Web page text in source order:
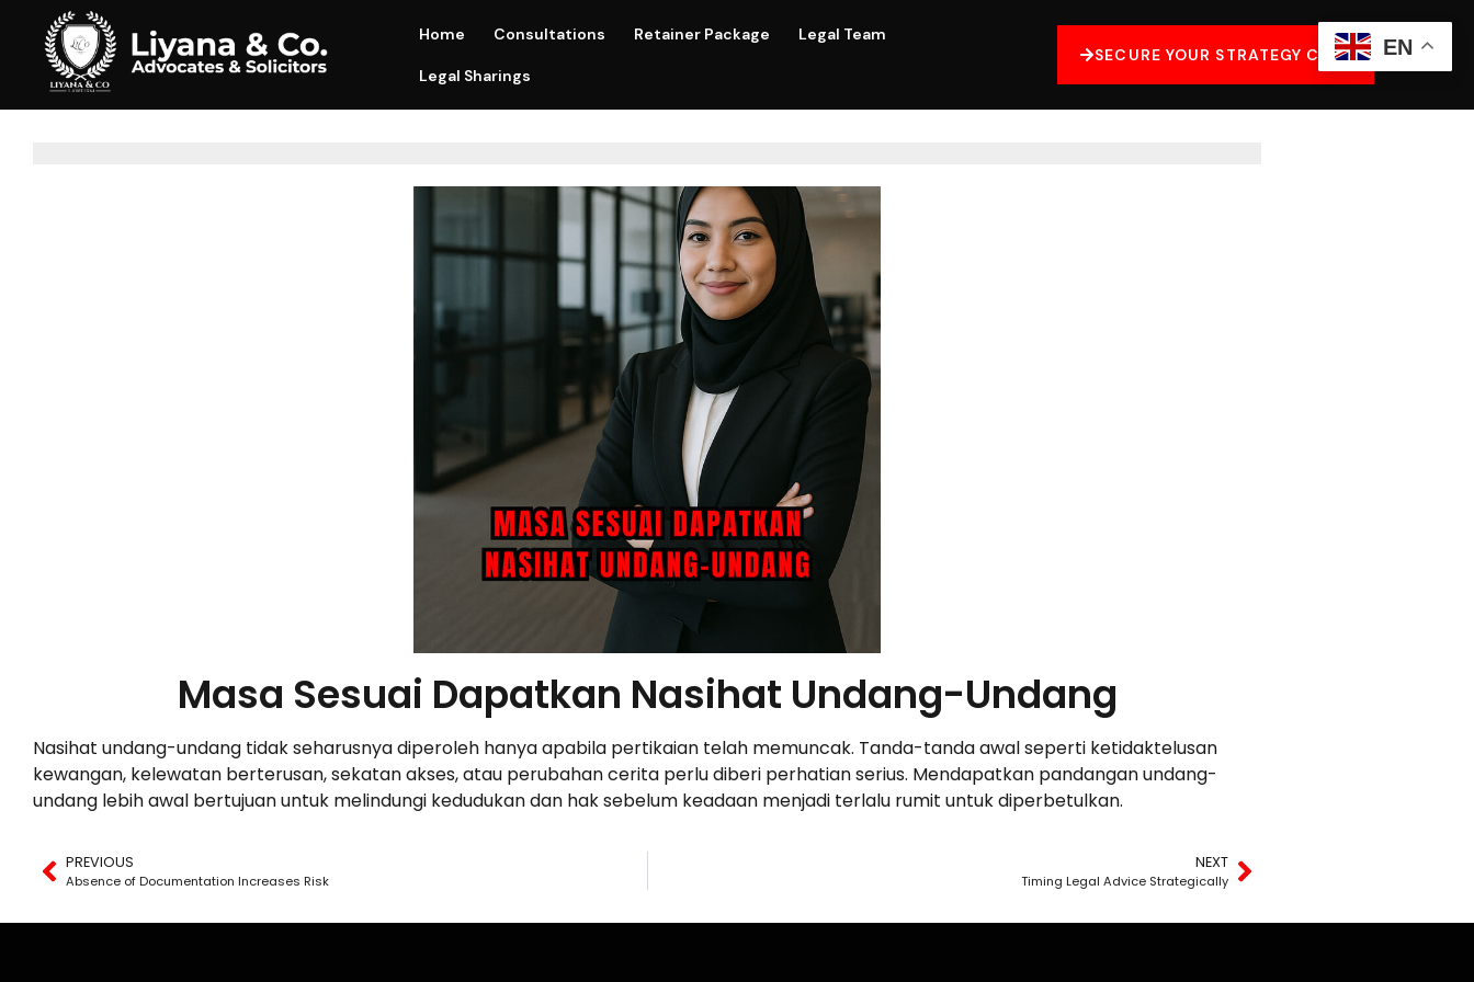
Home Consultations Retainer Package Legal Team
Legal Sharings
SECURE YOUR STRATEGY CALL
Masa Sesuai Dapatkan Nasihat Undang-Undang
Nasihat undang-undang tidak seharusnya diperoleh hanya apabila pertikaian telah memuncak. Tanda-tanda awal seperti ketidaktelusan
kewangan, kelewatan berterusan, sekatan akses, atau perubahan cerita perlu diberi perhatian serius. Mendapatkan pandangan undang-
undang lebih awal bertujuan untuk melindungi kedudukan dan hak sebelum keadaan menjadi terlalu rumit untuk diperbetulkan.
PREVIOUS
Absence of Documentation Increases Risk
NEXT
Timing Legal Advice Strategically
EN